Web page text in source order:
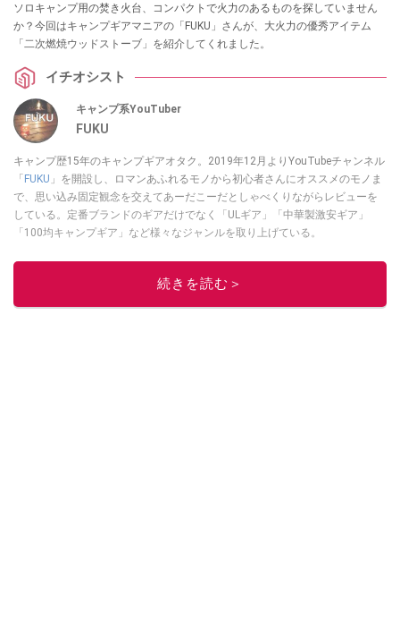
ソロキャンプ用の焚き火台、コンパクトで火力のあるものを探していません
か？今回はキャンプギアマニアの「FUKU」さんが、大火力の優秀アイテム
「二次燃焼ウッドストーブ」を紹介してくれました。
イチオシスト
キャンプ系YouTuber
FUKU
キャンプ歴15年のキャンプギアオタク。2019年12月よりYouTubeチャンネル
「FUKU 」を開設し、ロマンあふれるモノから初心者さんにオススメのモノま
で、思い込み固定観念を交えてあーだこーだとしゃべくりながらレビューを
している。定番ブランドのギアだけでなく「ULギア」「中華製激安ギア」
「100均キャンプギア」など様々なジャンルを取り上げている。
このイチオシストの他の記事を読む
続きを読む＞